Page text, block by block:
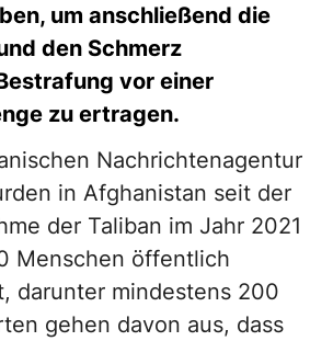
um anschließend die
den Schmerz
vor einer
zu ertragen.
Nachrichtenagentur
in Afghanistan seit der
der Taliban im Jahr 2021
Menschen öffentlich
darunter mindestens 200
gehen davon aus, dass